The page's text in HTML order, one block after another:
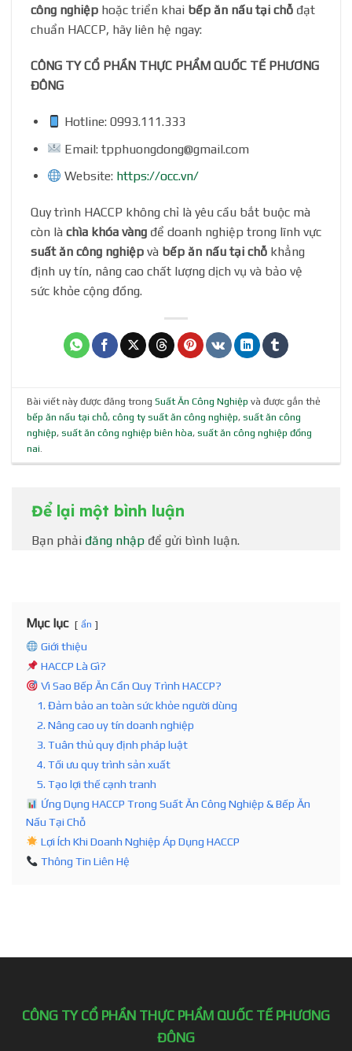
Mục lục ẩn
Giới thiệu
HACCP Là Gì?
Vì Sao Bếp Ăn Cần Quy Trình HACCP?
1. Đảm bảo an toàn sức khỏe người dùng
2. Nâng cao uy tín doanh nghiệp
3. Tuân thủ quy định pháp luật
4. Tối ưu quy trình sản xuất
5. Tạo lợi thế cạnh tranh
Ứng Dụng HACCP Trong Suất Ăn Công Nghiệp & Bếp Ăn
Nấu Tại Chỗ
Lợi Ích Khi Doanh Nghiệp Áp Dụng HACCP
Thông Tin Liên Hệ
công nghiệp hoặc triển khai bếp ăn nấu tại chỗ đạt
chuẩn HACCP, hãy liên hệ ngay:
CÔNG TY CỔ PHẦN THỰC PHẨM QUỐC TẾ PHƯƠNG
ĐÔNG
Hotline: 0993.111.333
Email: tpphuongdong@gmail.com
Website: https://occ.vn/
Quy trình HACCP không chỉ là yêu cầu bắt buộc mà
còn là chìa khóa vàng để doanh nghiệp trong lĩnh vực
suất ăn công nghiệp và bếp ăn nấu tại chỗ khẳng
định uy tín, nâng cao chất lượng dịch vụ và bảo vệ
sức khỏe cộng đồng.
Bài viết này được đăng trongSuất Ăn Công Nghiệp và được gắn thẻ
bếp ăn nấu tại chỗ,công ty suất ăn công nghiệp,suất ăn công
nghiệp,suất ăn công nghiệp biên hòa,suất ăn công nghiệp đồng
nai
Để lại một bình luận
Bạn phải đăng nhập để gửi bình luận.
CÔNG TY CỔ PHẦN THỰC PHẨM QUỐC TẾ PHƯƠNG
ĐÔNG